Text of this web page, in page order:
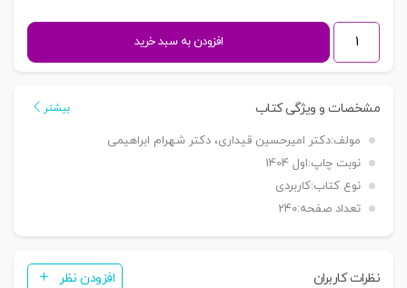
پیشگیری
از
مدیران
(عمومی)
دکتر
احمدی
افزودن به سبد خرید
مشخصات و ویژگی کتاب بیشتر
مولف:دکتر امیرحسین قیداری، دکتر شهرام ابراهیمی
نوبت چاپ:اول 1404
نوع کتاب:کاربردی
تعداد صفحه:240
نظرات کاربران افزودن نظر